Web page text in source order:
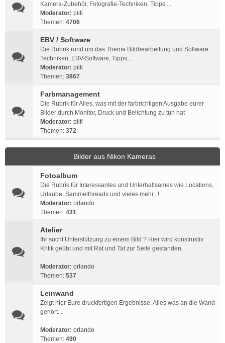
Kamera-Zubehör, Fotografie-Techniken, Tipps,...
Moderator: pilfi
Themen: 4706
EBV / Software
Die Rubrik rund um das Thema Bildbearbeitung und Software.
Techniken, EBV-Software, Tipps,...
Moderator: pilfi
Themen: 3867
Farbmanagement
Die Rubrik für Alles, was mit der farbrichtigen Ausgabe eurer
Bilder durch Monitor, Druck und Belichtung zu tun hat
Moderator: pilfi
Themen: 372
Bilder aus Nikon Kameras
Fotoalbum
Die Rubrik für Interessantes und Unterhaltsames wie Locations,
Urlaube, Sammelthreads und vieles mehr...!
Moderator: orlando
Themen: 431
Atelier
Ihr sucht Unterstützung zu einem Bild ? Hier wird konstruktiv
Kritik geübt und mit Rat und Tat zur Seite gestanden.
Moderator: orlando
Themen: 537
Leinwand
Zeigt hier Eure druckfertigen Ergebnisse. Alles was an die Wand
gehört...
Moderator: orlando
Themen: 490